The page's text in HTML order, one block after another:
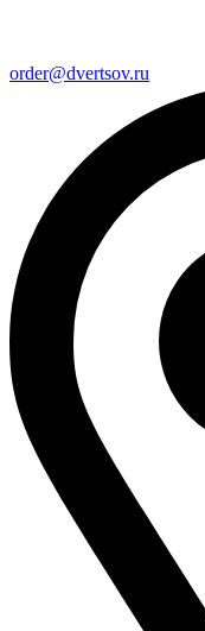
order@dvertsov.ru